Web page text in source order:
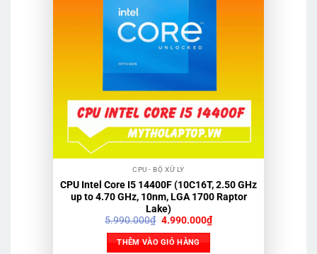
CPU - BỘ XỮ LÝ
CPU Intel Core I5 14400F (10C16T, 2.50 GHz
up to 4.70 GHz, 10nm, LGA 1700 Raptor
Lake)
5.990.000₫ Giá
là:
5.990.000₫.
4.990.000₫Giá
hiện
THÊM VÀO GIỎ HÀNG